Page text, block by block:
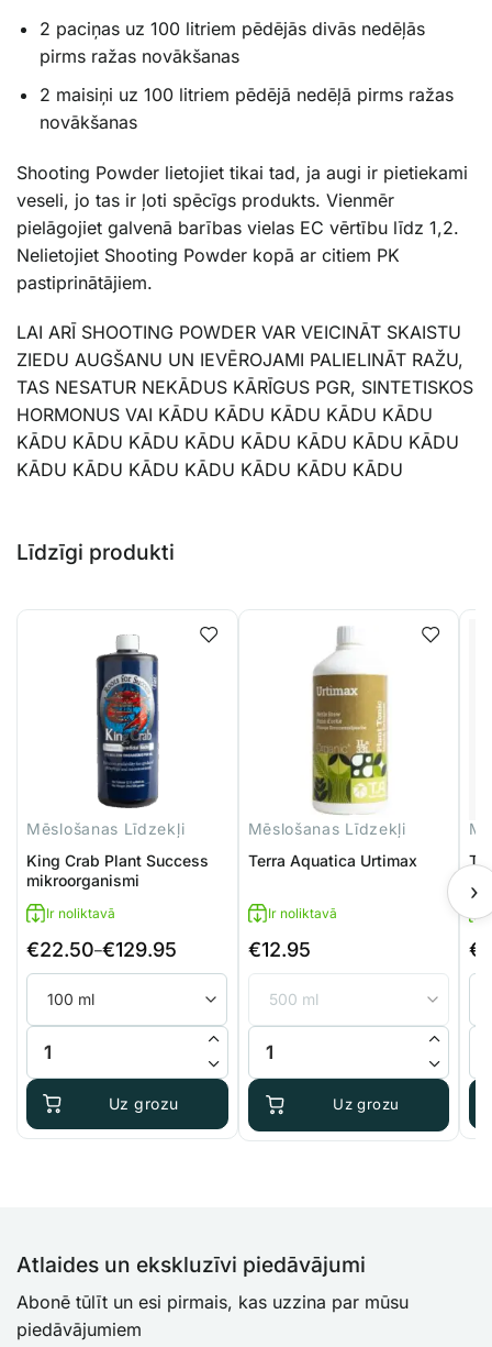
2 paciņas uz 100 litriem pēdējās divās nedēļās
pirms ražas novākšanas
2 maisiņi uz 100 litriem pēdējā nedēļā pirms ražas
novākšanas
Shooting Powder lietojiet tikai tad, ja augi ir pietiekami
veseli, jo tas ir ļoti spēcīgs produkts. Vienmēr
pielāgojiet galvenā barības vielas EC vērtību līdz 1,2.
Nelietojiet Shooting Powder kopā ar citiem PK
pastiprinātājiem.
LAI ARĪ SHOOTING POWDER VAR VEICINĀT SKAISTU
ZIEDU AUGŠANU UN IEVĒROJAMI PALIELINĀT RAŽU,
TAS NESATUR NEKĀDUS KĀRĪGUS PGR, SINTETISKOS
HORMONUS VAI KĀDU KĀDU KĀDU KĀDU KĀDU
KĀDU KĀDU KĀDU KĀDU KĀDU KĀDU KĀDU KĀDU
KĀDU KĀDU KĀDU KĀDU KĀDU KĀDU KĀDU
Līdzīgi produkti
Mēslošanas Līdzekļi
King Crab Plant Success
mikroorganismi
Ir noliktavā
€22.50–€129.95
Price
range:
€22.50
through
€129.95
King Crab Plant Success mikroorganismi daudzums
Uz grozu
Mēslošanas Līdzekļi
Terra Aquatica Urtimax
Ir noliktavā
€12.95
Terra Aquatica Urtimax
Uz grozu
€
›
Atlaides un ekskluzīvi piedāvājumi
Abonē tūlīt un esi pirmais, kas uzzina par mūsu
piedāvājumiem